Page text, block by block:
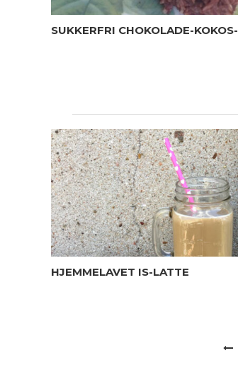
SUKKERFRI CHOKOLADE-
HJEMMELAVET IS-LATTE